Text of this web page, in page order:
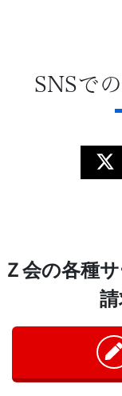
SNSで
Ｚ会の各種